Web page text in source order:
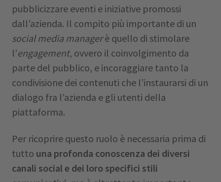
pubblicizzare eventi e iniziative promossi
dall’azienda. Il compito più importante di un
social media managerè quello di stimolare
l’engagement, ovvero il coinvolgimento da
parte del pubblico, e incoraggiare tanto la
condivisione dei contenuti che l’instaurarsi di un
dialogo fra l’azienda e gli utenti della
piattaforma.
Per ricoprire questo ruolo è necessaria prima di
tutto una profonda conoscenza dei diversi
canali social e dei loro specifici stili